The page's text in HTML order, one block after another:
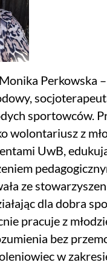
Perkowska
sportowców.
wolontariusz z
UwB,
ze
dla dobra
pracuje z
bez
w